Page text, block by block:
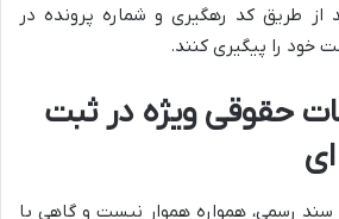
از طریق کد رهگیری و شماره پرونده در
خود را پیگیری کنند.
حقوقی ویژه در ثبت
سند رسمی، همواره هموار نیست و گاهی با